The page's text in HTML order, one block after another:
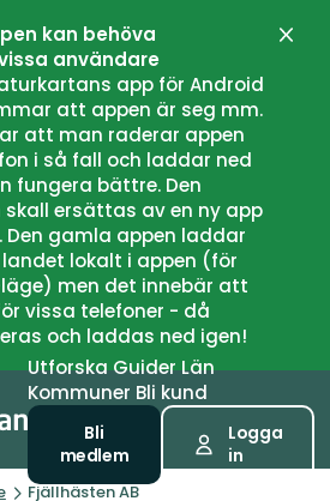
kan behöva
användare
app för Android
att appen är seg mm.
att man raderar appen
i så fall och laddar ned
fungera bättre. Den
ersättas av en ny app
Den gamla appen laddar
lokalt i appen (för
men det innebär att
vissa telefoner - då
och laddas ned igen!
UtforskaGuiderLän
Kommuner Bli kund
Bli
medlem
Logga
in
Fjällhästen AB